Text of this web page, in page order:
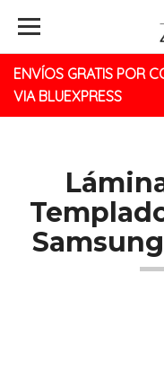
ENVÍOS GRATIS POR
VIA BLUEXPRESS